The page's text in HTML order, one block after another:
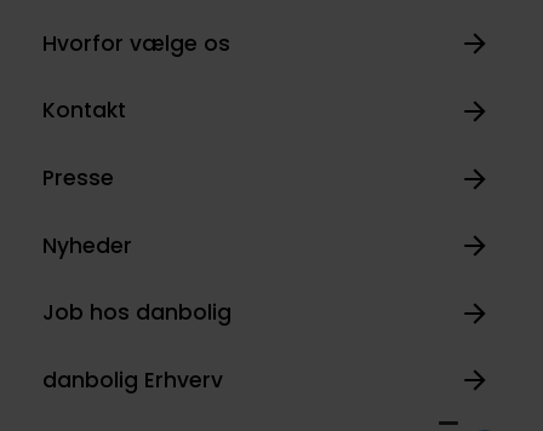
Hvorfor vælge os
Kontakt
Presse
Nyheder
Job hos danbolig
danbolig Erhverv